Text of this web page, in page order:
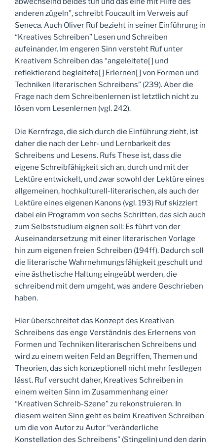
anderen zügeln”, schreibt Foucault im Verweis auf
Seneca. Auch Oliver Ruf bezieht in seiner Einführung in
“Kreatives Schreiben” Lesen und Schreiben
aufeinander. Im engeren Sinn versteht Ruf unter
Kreativem Schreiben das “angeleitete[ ] und
reflektierend begleitete[ ] Erlernen[ ] von Formen und
Techniken literarischen Schreibens” (239). Aber die
Frage nach dem Schreibenlernen ist letztlich nicht zu
lösen vom Lesenlernen (vgl. 242).
Die Kernfrage, die sich durch die Einführung zieht, ist
daher die nach der Lehr- und Lernbarkeit des
Schreibens und Lesens. Rufs These ist, dass die
eigene Schreibfähigkeit sich an, durch und mit der
Lektüre entwickelt, und zwar sowohl der Lektüre eines
allgemeinen, hochkulturell-literarischen, als auch der
Lektüre eines eigenen Kanons (vgl. 193) Ruf skizziert
dabei ein Programm von sechs Schritten, das sich auch
zum Selbststudium eignen soll: Es führt von der
Auseinandersetzung mit einer literarischen Vorlage
hin zum eigenen freien Schreiben (194ff). Dadurch soll
die literarische Wahrnehmungsfähigkeit geschult und
eine ästhetische Haltung eingeübt werden, die
schreibend mit dem umgeht, was andere Geschrieben
haben.
Hier überschreitet das Konzept des Kreativen
Schreibens das enge Verständnis des Erlernens von
Formen und Techniken literarischen Schreibens und
wird zu einem weiten Feld an Begriffen, Themen und
Theorien, das sich konzeptionell nicht mehr festlegen
lässt. Ruf versucht daher, Kreatives Schreiben in
einem weiten Sinn im Zusammenhang einer
“Kreativen Schreib-Szene” zu rekonstruieren. In
diesem weiten Sinn geht es beim Kreativen Schreiben
um die von Autor zu Autor “veränderliche
Konstellation des Schreibens” (Stingelin) und den darin